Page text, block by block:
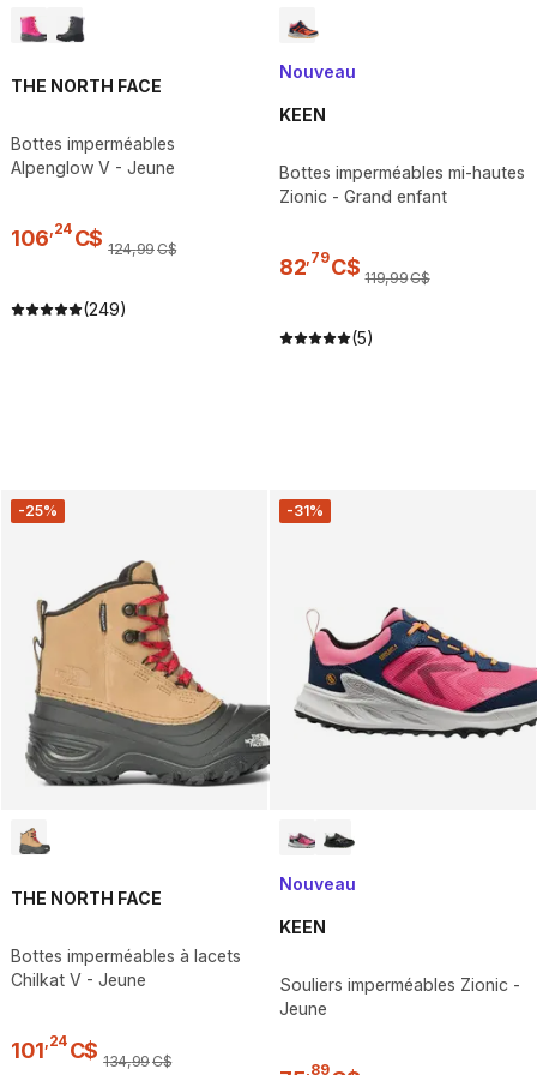
THE NORTH FACE
Bottes imperméables
Alpenglow V - Jeune
106,24 C$ 124,99C$
(249)
Nouveau
KEEN
Bottes imperméables mi-hautes
Zionic - Grand enfant
82,79C$ 119,99C$
(5)
-25%
THE NORTH FACE
Bottes imperméables à lacets
Chilkat V - Jeune
101 24 C$ 134,99C$
-31%
Nouveau
KEEN
Souliers imperméables Zionic -
Jeune
89